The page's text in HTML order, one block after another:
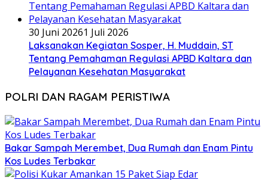
30 Juni 20261 Juli 2026
Laksanakan Kegiatan Sosper, H. Muddain, ST
Tentang Pemahaman Regulasi APBD Kaltara dan
Pelayanan Kesehatan Masyarakat
POLRI DAN RAGAM PERISTIWA
Bakar Sampah Merembet, Dua Rumah dan Enam Pintu
Kos Ludes Terbakar